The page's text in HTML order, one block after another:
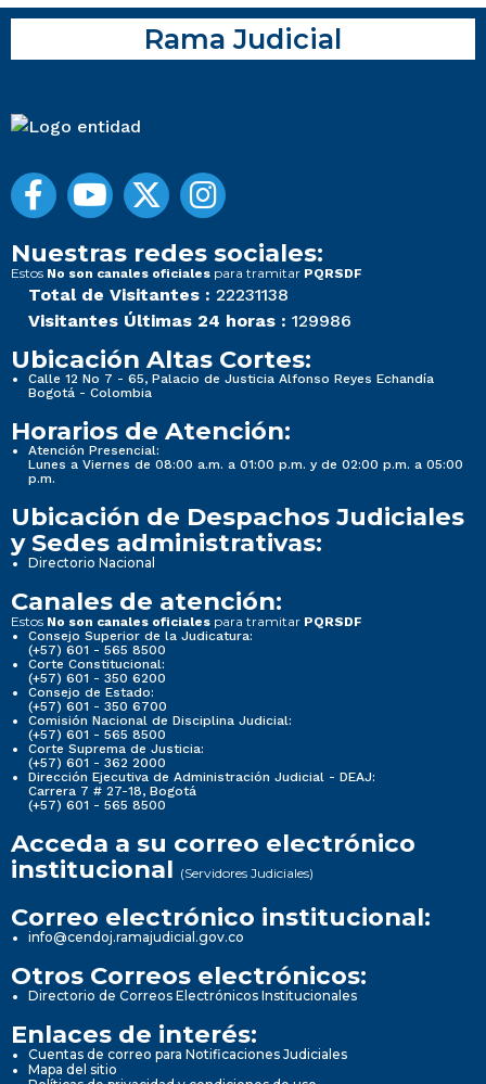
Rama Judicial
Nuestras redes sociales:
Estos No son canales oficiales para tramitar PQRSDF
Total de Visitantes : 22231138
Visitantes Últimas 24 horas : 129986
Ubicación Altas Cortes:
Calle 12 No 7 - 65, Palacio de Justicia Alfonso Reyes Echandía
Bogotá - Colombia
Horarios de Atención:
Atención Presencial:
Lunes a Viernes de 08:00 a.m. a 01:00 p.m. y de 02:00 p.m. a 05:00
p.m.
Ubicación de Despachos Judiciales
y Sedes administrativas:
Directorio Nacional
Canales de atención:
Estos No son canales oficiales para tramitar PQRSDF
Consejo Superior de la Judicatura:
(+57) 601 - 565 8500
Corte Constitucional:
(+57) 601 - 350 6200
Consejo de Estado:
(+57) 601 - 350 6700
Comisión Nacional de Disciplina Judicial:
(+57) 601 - 565 8500
Corte Suprema de Justicia:
(+57) 601 - 362 2000
Dirección Ejecutiva de Administración Judicial - DEAJ:
Carrera 7 # 27-18, Bogotá
(+57) 601 - 565 8500
Acceda a su correo electrónico
institucional (Servidores Judiciales)
Correo electrónico institucional:
info@cendoj.ramajudicial.gov.co
Otros Correos electrónicos:
Directorio de Correos Electrónicos Institucionales
Enlaces de interés:
Cuentas de correo para Notificaciones Judiciales
Mapa del sitio